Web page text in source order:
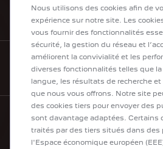
LISTES DE PRIX
CONTACT
Nous utilisons des cookies afin de
expérience sur notre site. Les
vous fournir des fonctionnalités
sécurité, la gestion du réseau et
améliorent la convivialité et les
diverses fonctionnalités telles que
langue, les résultats de recherche
que nous vous offrons. Notre site
des cookies tiers pour envoyer des
sont davantage adaptées. Certains
traités par des tiers situés dans des
l'Espace économique européen